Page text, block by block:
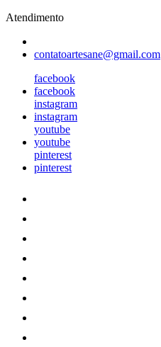
Atendimento
contatoartesane@gmail.com
facebook
facebook
instagram
instagram
youtube
youtube
pinterest
pinterest